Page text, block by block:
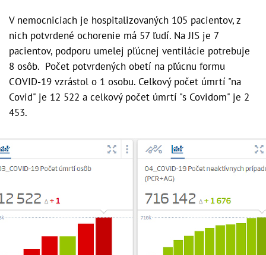
V nemocniciach je hospitalizovaných 105 pacientov, z
nich potvrdené ochorenie má 57 ľudí. Na JIS je 7
pacientov, podporu umelej pľúcnej ventilácie potrebuje
8 osôb. Počet potvrdených obetí na pľúcnu formu
COVID-19 vzrástol o 1 osobu. Celkový počet úmrtí "na
Covid" je 12 522 a celkový počet úmrtí "s Covidom" je 2
453.